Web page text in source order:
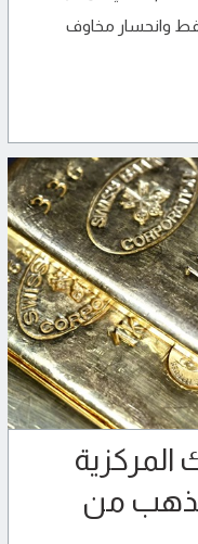
وانحسار مخاوف
المركزية
من